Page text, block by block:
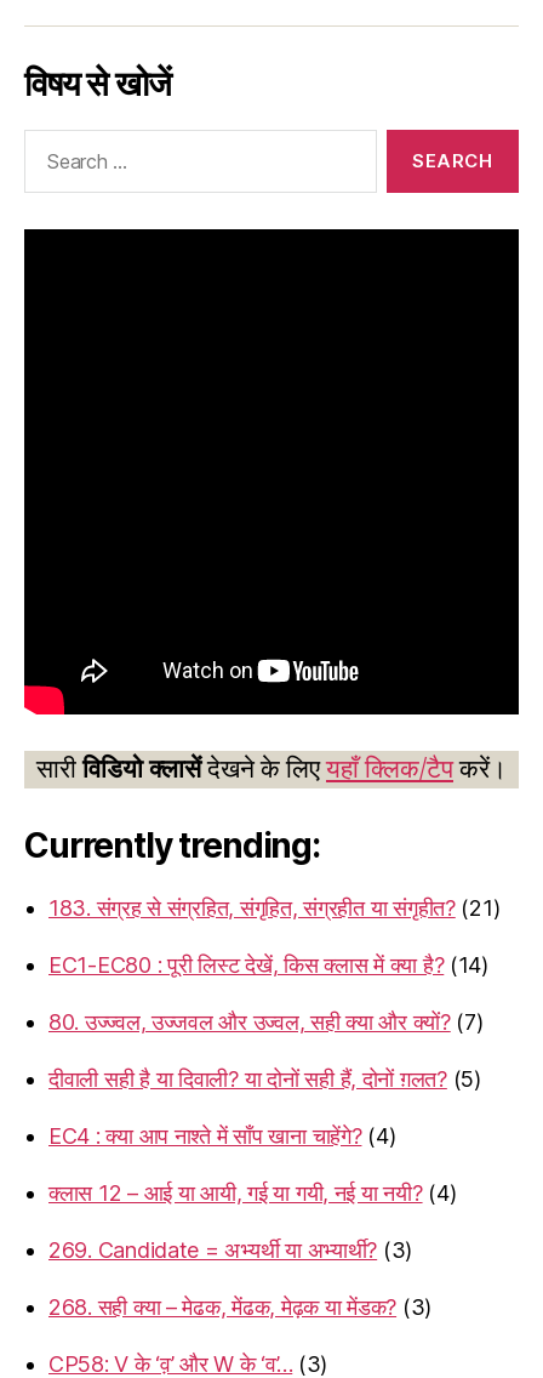
विषय से खोजें
सारीविडियो क्लासेंदेखने के लिएयहाँ क्लिक/टैपकरें।
Currently trending:
183. संग्रह से संग्रहित, संगृहित, संग्रहीत या संगृहीत? (21)
EC1-EC80 : पूरी लिस्ट देखें, किस क्लास में क्या है? (14)
80. उज्ज्वल, उज्जवल और उज्वल, सही क्या और क्यों? (7)
दीवाली सही है या दिवाली? या दोनों सही हैं, दोनों ग़लत? (5)
EC4 : क्या आप नाश्ते में साँप खाना चाहेंगे? (4)
क्लास 12 – आई या आयी, गई या गयी, नई या नयी? (4)
269. Candidate = अभ्यर्थी या अभ्यार्थी? (3)
268. सही क्या – मेढक, मेंढक, मेढ़क या मेंडक? (3)
CP58: V के ‘व़’ और W के ‘व’… (3)